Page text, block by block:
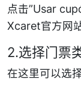
点击”Usar
Xcaret官方网
2.选择门票
在这里可以选